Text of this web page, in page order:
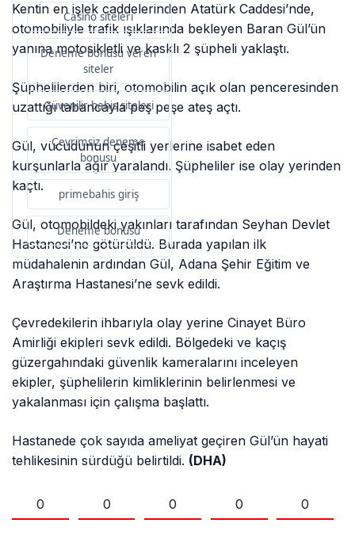
Casino siteleri
Deneme bonusu veren
siteler
Güvenilir bahis siteleri
Çevrimsiz deneme
bonusu
primebahis giriş
Deneme bonusu
Kentin en işlek caddelerinden Atatürk Caddesi’nde,
otomobiliyle trafik ışıklarında bekleyen Baran Gül’ün
yanına motosikletli ve kasklı 2 şüpheli yaklaştı.
Şüphelilerden biri, otomobilin açık olan penceresinden
uzattığı tabancayla peş peşe ateş açtı.
Gül, vücudunun çeşitli yerlerine isabet eden
kurşunlarla ağır yaralandı. Şüpheliler ise olay yerinden
kaçtı.
Gül, otomobildeki yakınları tarafından Seyhan Devlet
Hastanesi’ne götürüldü. Burada yapılan ilk
müdahalenin ardından Gül, Adana Şehir Eğitim ve
Araştırma Hastanesi’ne sevk edildi.
Çevredekilerin ihbarıyla olay yerine Cinayet Büro
Amirliği ekipleri sevk edildi. Bölgedeki ve kaçış
güzergahındaki güvenlik kameralarını inceleyen
ekipler, şüphelilerin kimliklerinin belirlenmesi ve
yakalanması için çalışma başlattı.
Hastanede çok sayıda ameliyat geçiren Gül’ün hayati
tehlikesinin sürdüğü belirtildi. (DHA)
0 0 0 0 0